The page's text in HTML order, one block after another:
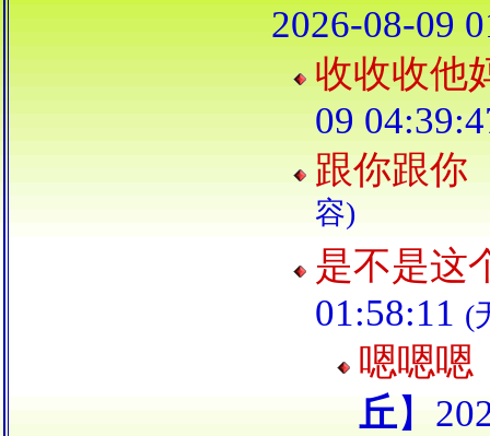
2026-08-09
收收收他
09
跟你跟你
容)
是不是这
01:58:11 (
嗯嗯嗯
丘】